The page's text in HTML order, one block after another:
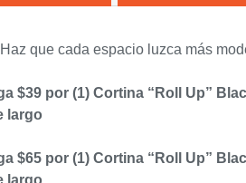
Haz que cada espacio luzca más
$39 por (1) Cortina “Roll Up”
largo
$65 por (1) Cortina “Roll Up”
largo.